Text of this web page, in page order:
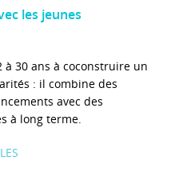
les jeunes
30 ans à coconstruire un
: il combine des
avec des
à long terme.